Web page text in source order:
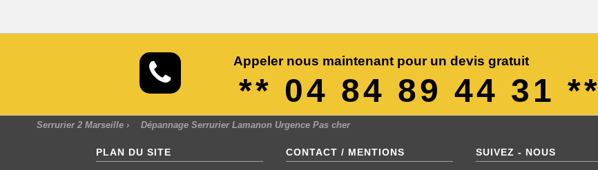
Appeler nous maintenant pour un devis gratuit
** 04 84 89 44 31 **
Serrurier 2 Marseille › Dépannage Serrurier Lamanon Urgence Pas cher
PLAN DU SITE CONTACT / MENTIONS SUIVEZ - NOUS